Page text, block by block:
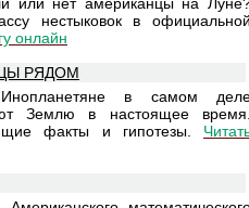
или нет американцы на
нестыковок в
онлайн
РЯДОМ
в самом
Землю в настоящее
факты и гипотезы.